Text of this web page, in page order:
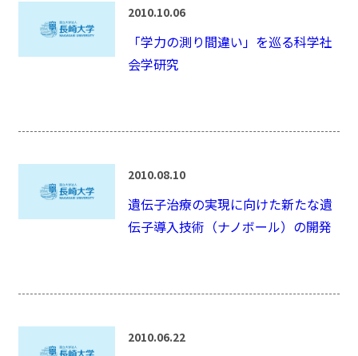
2010.10.06
「学力の測り間違い」を巡る科学社
会学研究
2010.08.10
遺伝子治療の実現に向けた新たな遺
伝子導入技術（ナノボール）の開発
2010.06.22